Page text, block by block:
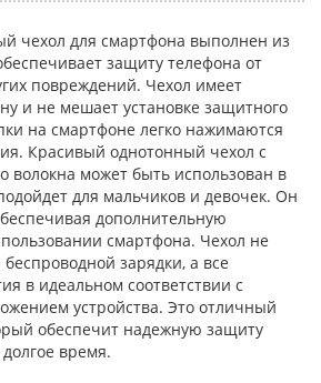
чехол для смартфона выполнен из
защиту телефона от
повреждений. Чехол имеет
и не мешает установке защитного
на смартфоне легко нажимаются
Красивый однотонный чехол с
волокна может быть использован в
для мальчиков и девочек. Он
дополнительную
смартфона. Чехол не
зарядки, а все
в идеальном соответствии с
устройства. Это отличный
обеспечит надежную защиту
время.